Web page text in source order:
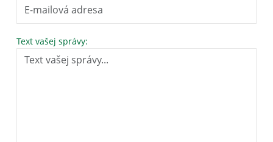
Text vašej správy: